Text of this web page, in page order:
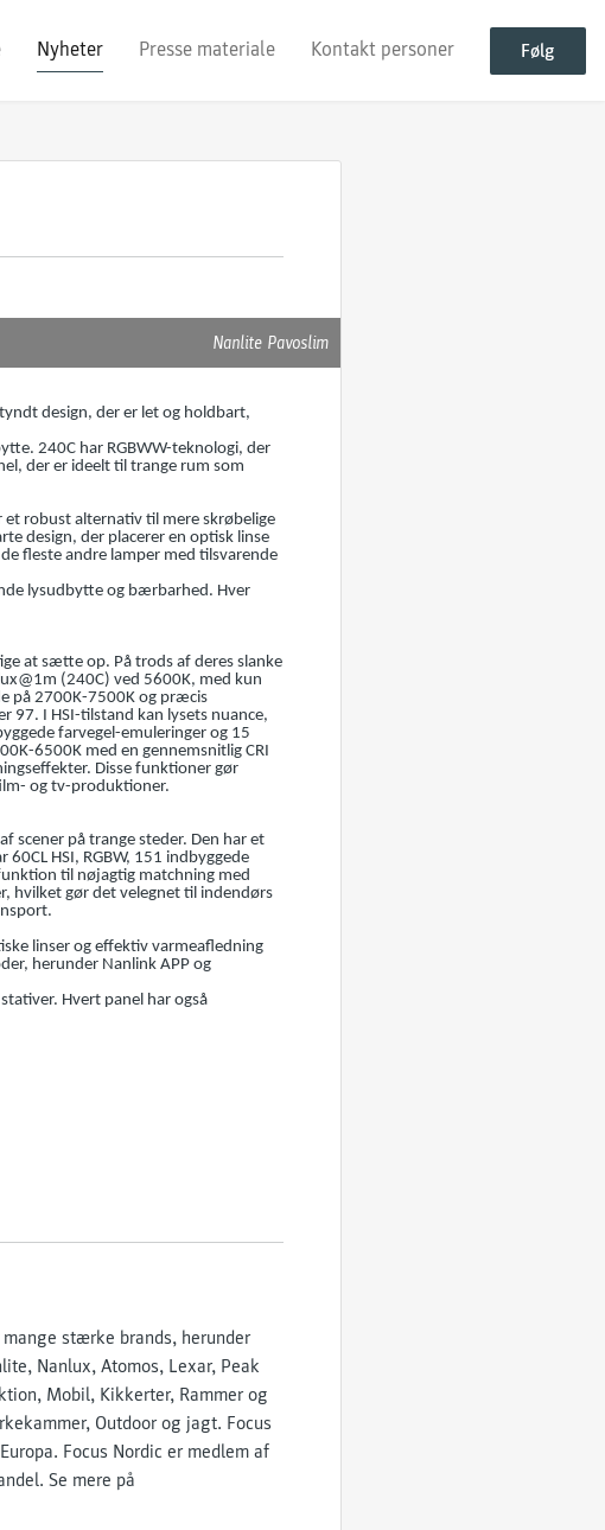
Nyheter Presse materiale Kontakt personer Følg
Nanlite Pavoslim
design, der er let og holdbart,
240C har RGBWW-teknologi, der
der er ideelt til trange rum som
et robust alternativ til mere skrøbelige
design, der placerer en optisk linse
fleste andre lamper med tilsvarende
lysudbytte og bærbarhed. Hver
at sætte op. På trods af deres slanke
(240C) ved 5600K, med kun
på 2700K-7500K og præcis
97. I HSI-tilstand kan lysets nuance,
farvegel-emuleringer og 15
6500K med en gennemsnitlig CRI
Disse funktioner gør
og tv-produktioner.
scener på trange steder. Den har et
HSI, RGBW, 151 indbyggede
til nøjagtig matchning med
hvilket gør det velegnet til indendørs
linser og effektiv varmeafledning
herunder Nanlink APP og
Hvert panel har også
stærke brands, herunder
Nanlux, Atomos, Lexar, Peak
Mobil, Kikkerter, Rammer og
Outdoor og jagt. Focus
Focus Nordic er medlem af
Se mere på